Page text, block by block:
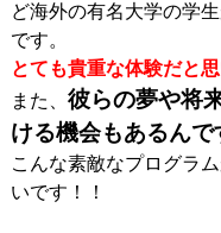
ど海外の有名大学の学
です。
とても貴重な体験だと
また、 彼らの夢や将
ける機会もあるんで
こんな素敵なプログラ
いです！！